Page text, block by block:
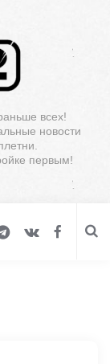
всех!
новости
первым!